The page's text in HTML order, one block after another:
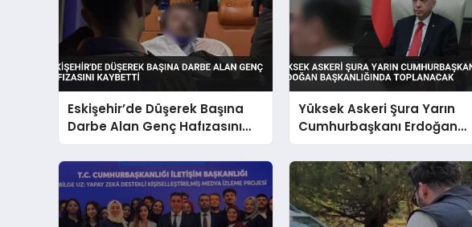
Eskişehir’de Düşerek Başına
Darbe Alan Genç Hafızasını
Kaybetti
Yüksek Askeri Şura Yarın
Cumhurbaşkanı Erdoğan
Başkanlığında Toplanacak